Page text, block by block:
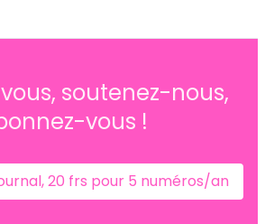
soutenez-nous,
vous !
20 frs pour 5 numéros/an